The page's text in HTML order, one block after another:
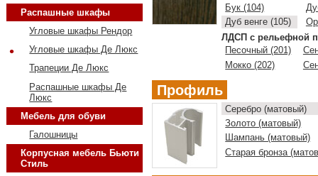
Бук (104)
Дуб венге (105)
ЛДСП с рельефной
Песочный (201)
Мокко (202)
Профиль
Серебро (матовый)
Золото (матовый)
Шампань (матовый)
Старая бронза
Распашные шкафы
Угловые шкафы Рендор
Угловые шкафы Де Люкс
•
Трапеции Де Люкс
Распашные шкафы Де
Люкс
Мебель для обуви
Галошницы
Корпусная мебель Бьюти
Стиль